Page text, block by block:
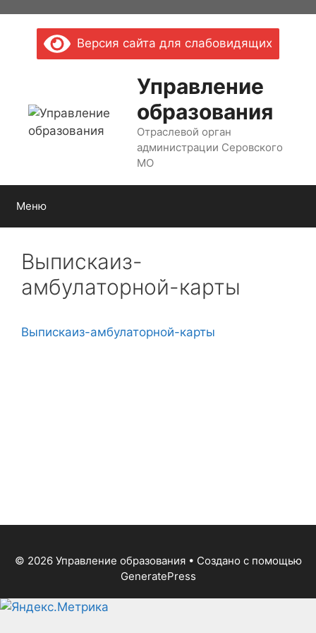
содержимомуВерсия сайта для слабовидящих
Управление
образования
Отраслевой орган
администрации Серовского
МО
Меню
Выпискаиз-
амбулаторной-карты
Выпискаиз-амбулаторной-карты
© 2026 Управление образования• Создано с помощью
GeneratePress